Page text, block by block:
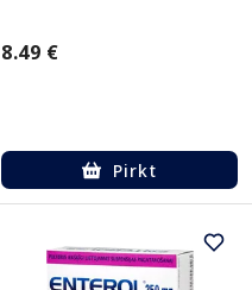
8.49 €
Pirkt